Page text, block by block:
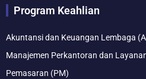
o
r
m
e
Program Keahlian
Akuntansi dan Keuangan Lembaga
Manajemen Perkantoran dan
Pemasaran (PM)